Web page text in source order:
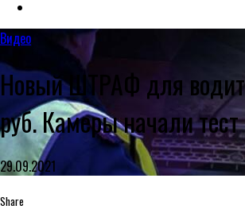
Видео
Новый ШТРАФ для
руб. Камеры начали тест
29.09.2021
Share